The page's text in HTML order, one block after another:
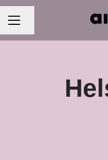
URAVALIKKO
Jaa sivu